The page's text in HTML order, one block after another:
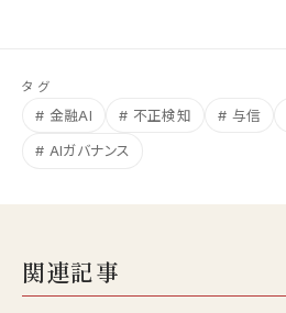
タグ
# 金融AI # 不正検知 # 与信
# AIガバナンス
関連記事